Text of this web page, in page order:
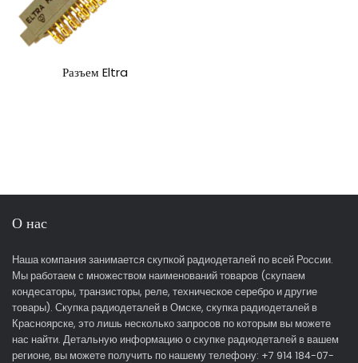
Разъем Eltra
О нас
Наша компания занимается скупкой радиодеталей по всей России.
Мы работаем с множеством наименований товаров (скупаем
кондесаторы, транзисторы, реле, техническое серебро и другие
товары). Скупка радиодеталей в Омске, скупка радиодеталей в
Красноярске, это лишь несколько запросов по которым вы можете
нас найти. Детальную информацию о скупке радиодеталей в вашем
регионе, вы можете получить по нашему телефону: +7 914 184-07-